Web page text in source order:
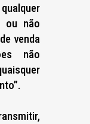
ou não
venda
não